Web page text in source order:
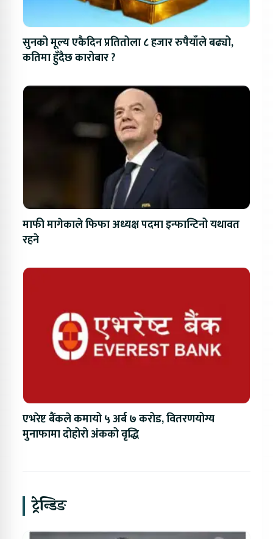
सुनको मूल्य एकैदिन प्रतितोला ८ हजार रुपैयाँले बढ्यो,
कतिमा हुँदैछ कारोबार ?
माफी मागेकाले फिफा अध्यक्ष पदमा इन्फान्टिनो यथावत
रहने
एभरेष्ट बैंकले कमायो ५ अर्ब ७ करोड, वितरणयोग्य
मुनाफामा दोहोरो अंकको वृद्धि
ट्रेन्डिङ